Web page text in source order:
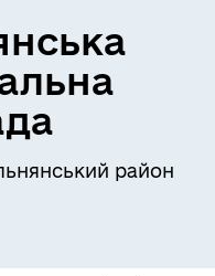
район